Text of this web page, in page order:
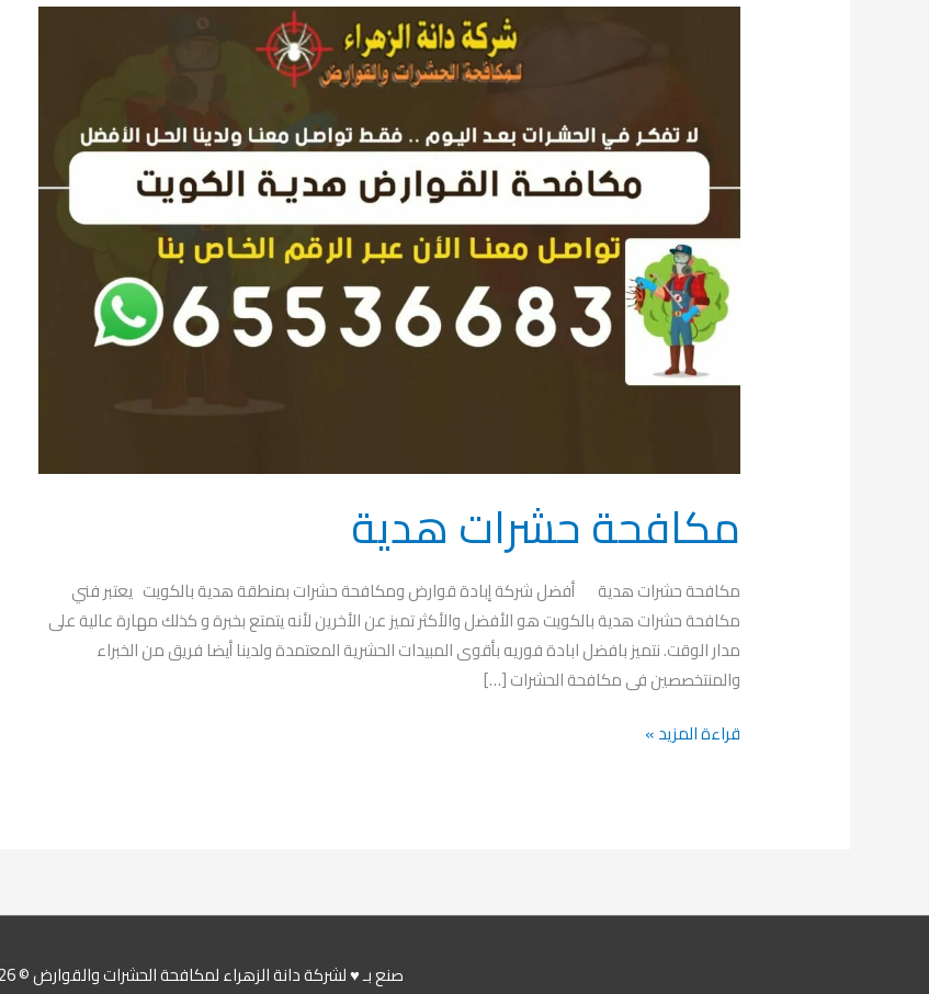
مكافحة حشرات هدية
مكافحة حشرات هدية أفضل شركة إبادة قوارض ومكافحة حشرات بمنطقة هدية بالكويت يعتبر فني
مكافحة حشرات هدية بالكويت هو الأفضل والأكثر تميز عن الأخرين لأنه يتمتع بخبرة و كذلك مهارة عالية على
مدار الوقت. نتميز بافضل ابادة فوريه بأقوى المبيدات الحشرية المعتمدة ولدينا أيضا فريق من الخبراء
والمنتخصصين فى مكافحة الحشرات […]
قراءة المزيد »
صنع بـ ♥ لشركة دانة الزهراء لمكافحة الحشرات والقوارض © 2026